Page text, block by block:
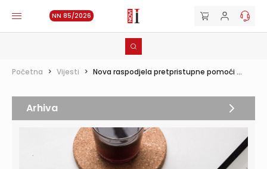
NN 85/2026
Početna > Vijesti > Nova raspodjela pretpristupne pomoći ...
Arhiva